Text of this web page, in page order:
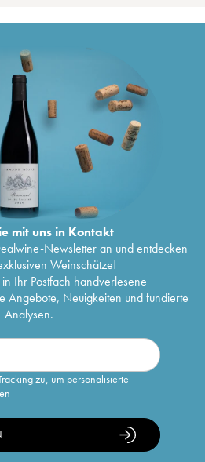
mit uns in Kontakt
Newsletter an und entdecken
Weinschätze!
Ihr Postfach handverlesene
Angebote, Neuigkeiten und fundierte
Analysen.
zu, um personalisierte